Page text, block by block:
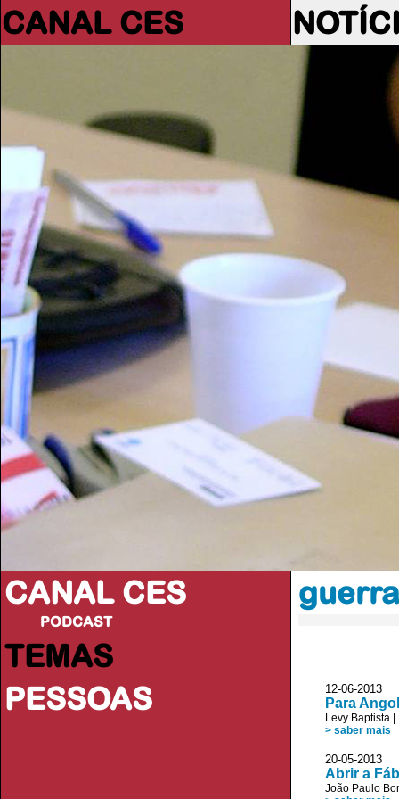
CANAL CES
CANAL CES
PODCAST
TEMAS
PESSOAS
12-06-
Para
Levy Baptista
> saber mais
20-05-
Abrir a
João Paulo